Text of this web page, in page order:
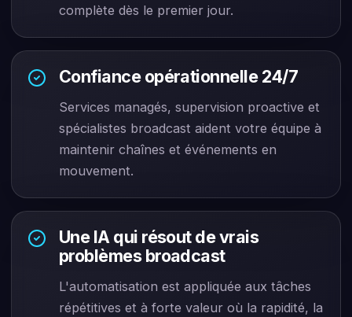
complète dès le premier jour.
Confiance opérationnelle 24/7
Services managés, supervision proactive et
spécialistes broadcast aident votre équipe à
maintenir chaînes et événements en
mouvement.
Une IA qui résout de vrais
problèmes broadcast
L'automatisation est appliquée aux tâches
répétitives et à forte valeur où la rapidité, la